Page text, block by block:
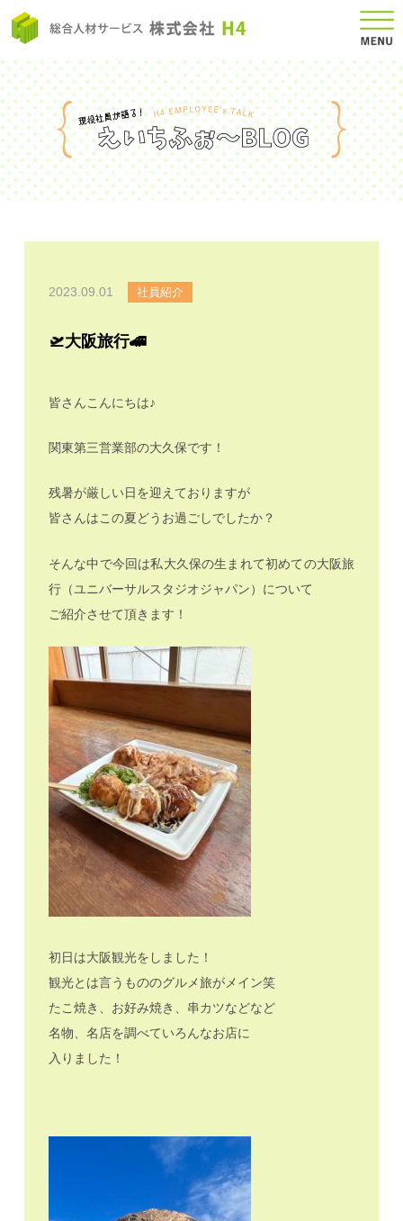
2023.09.01 社員紹介
🛫大阪旅行🚄
皆さんこんにちは♪
関東第三営業部の大久保です！
残暑が厳しい日を迎えておりますが
皆さんはこの夏どうお過ごしでしたか？
そんな中で今回は私大久保の生まれて初めての大阪旅
行（ユニバーサルスタジオジャパン）について
ご紹介させて頂きます！
初日は大阪観光をしました！
観光とは言うもののグルメ旅がメイン笑
たこ焼き、お好み焼き、串カツなどなど
名物、名店を調べていろんなお店に
入りました！